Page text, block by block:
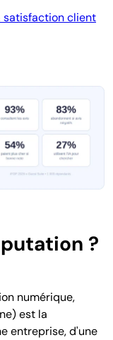
satisfaction client
?
numérique,
est la
entreprise, d'une